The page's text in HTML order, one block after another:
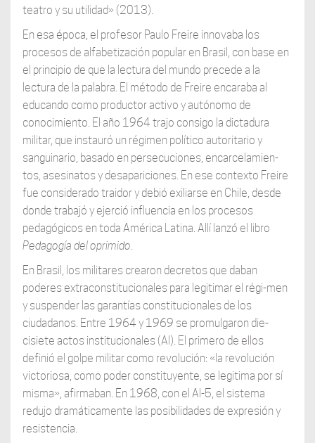
teatro y su utilidad» (2013).
En esa época, el profesor Paulo Freire innovaba los
procesos de alfabetización popular en Brasil, con base en
el principio de que la lectura del mundo precede a la
lectura de la palabra. El método de Freire encaraba al
educando como productor activo y autónomo de
conocimiento. El año 1964 trajo consigo la dictadura
militar, que instauró un régimen político autoritario y
sanguinario, basado en persecuciones, encarcelamien-
tos, asesinatos y desapariciones. En ese contexto Freire
fue considerado traidor y debió exiliarse en Chile, desde
donde trabajó y ejerció influencia en los procesos
pedagógicos en toda América Latina. Allí lanzó el libro
Pedagogía del oprimido
En Brasil, los militares crearon decretos que daban
poderes extraconstitucionales para legitimar el régi-men
y suspender las garantías constitucionales de los
ciudadanos. Entre 1964 y 1969 se promulgaron die-
cisiete actos institucionales (AI). El primero de ellos
definió el golpe militar como revolución: «la revolución
victoriosa, como poder constituyente, se legitima por sí
misma», afirmaban. En 1968, con el AI-5, el sistema
redujo dramáticamente las posibilidades de expresión y
resistencia.